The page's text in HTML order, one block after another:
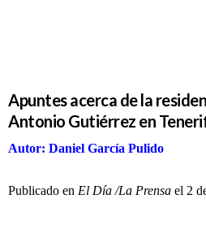
Apuntes acerca de la
Antonio Gutiérrez en
Autor: Daniel García Pulido
Publicado en El Día /La Prensa el 2